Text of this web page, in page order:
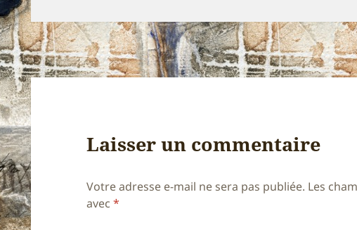
Laisser un commentaire
Votre adresse e-mail ne sera pas publiée. Les
avec*